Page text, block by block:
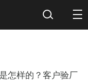
怎样的？客户验厂